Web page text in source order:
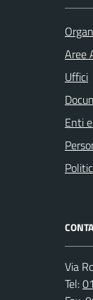
Aree
Uffici
Enti
Via
Tel: